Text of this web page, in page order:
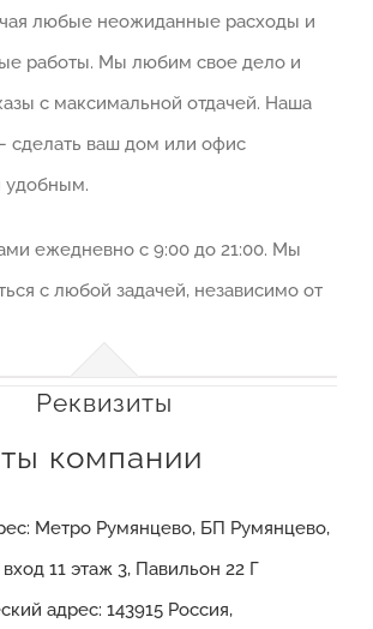
любые неожиданные расходы и
работы. Мы любим свое дело и
с максимальной отдачей. Наша
сделать ваш дом или офис
ежедневно с 9:00 до 21:00. Мы
с любой задачей, независимо от
Реквизиты
компании
Метро Румянцево, БП Румянцево,
вход 11 этаж 3, Павильон 22 Г
адрес: 143915 Россия,